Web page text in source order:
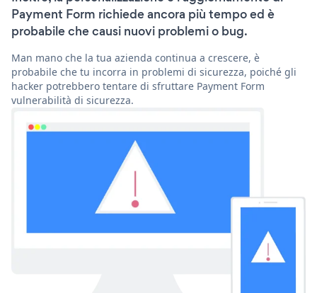
Payment Form richiede ancora più tempo ed è
probabile che causi nuovi problemi o bug.
Man mano che la tua azienda continua a crescere, è
probabile che tu incorra in problemi di sicurezza, poiché gli
hacker potrebbero tentare di sfruttare Payment Form
vulnerabilità di sicurezza.